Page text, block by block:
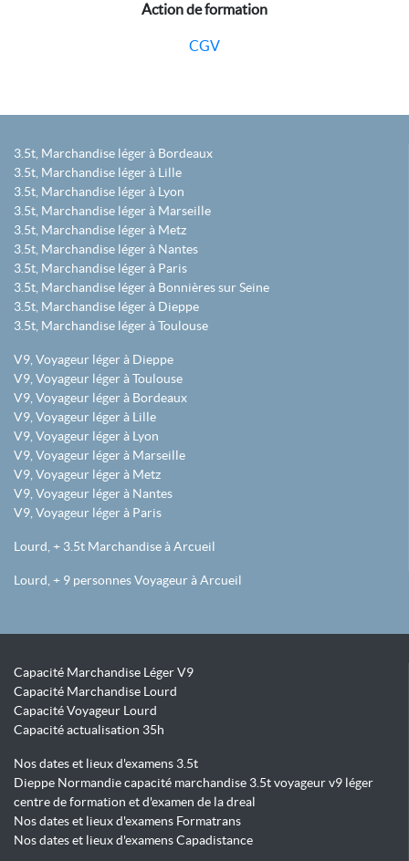
Action de formation
CGV
3.5t, Marchandise léger à Bordeaux
3.5t, Marchandise léger à Lille
3.5t, Marchandise léger à Lyon
3.5t, Marchandise léger à Marseille
3.5t, Marchandise léger à Metz
3.5t, Marchandise léger à Nantes
3.5t, Marchandise léger à Paris
3.5t, Marchandise léger à Bonnières sur Seine
3.5t, Marchandise léger à Dieppe
3.5t, Marchandise léger à Toulouse
V9, Voyageur léger à Dieppe
V9, Voyageur léger à Toulouse
V9, Voyageur léger à Bordeaux
V9, Voyageur léger à Lille
V9, Voyageur léger à Lyon
V9, Voyageur léger à Marseille
V9, Voyageur léger à Metz
V9, Voyageur léger à Nantes
V9, Voyageur léger à Paris
Lourd, + 3.5t Marchandise à Arcueil
Lourd, + 9 personnes Voyageur à Arcueil
Capacité Marchandise Léger V9
Capacité Marchandise Lourd
Capacité Voyageur Lourd
Capacité actualisation 35h
Nos dates et lieux d'examens 3.5t
Dieppe Normandie capacité marchandise 3.5t voyageur v9 léger
centre de formation et d'examen de la dreal
Nos dates et lieux d'examens Formatrans
Nos dates et lieux d'examens Capadistance